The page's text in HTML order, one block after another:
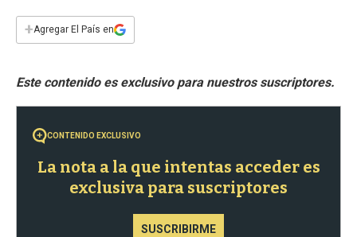
e
b
k
s
p
t
n
i
l
+Agregar El País en
CONTENIDO EXCLUSIVO
La nota a la que intentas acceder es
exclusiva para suscriptores
SUSCRIBIRME